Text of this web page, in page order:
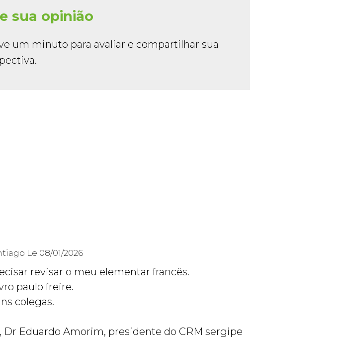
sua opinião
um minuto para avaliar e compartilhar sua
Le 08/01/2026
revisar o meu elementar francês.
paulo freire.
colegas.
Dr Eduardo Amorim, presidente do CRM sergipe